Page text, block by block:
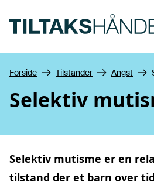
Forside Tilstander Angst
Selektiv
Selektiv mutisme er en
tilstand der et barn over